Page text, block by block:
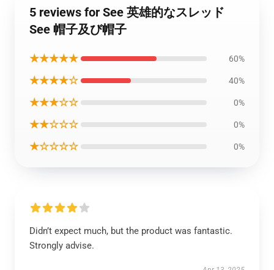
5 reviews for See 英雄的なスレッド
See 帽子及び帽子
★★★★★ 60%
★★★★☆ 40%
★★★☆☆ 0%
★★☆☆☆ 0%
★☆☆☆☆ 0%
Didn’t expect much, but the product was fantastic.
Strongly advise.